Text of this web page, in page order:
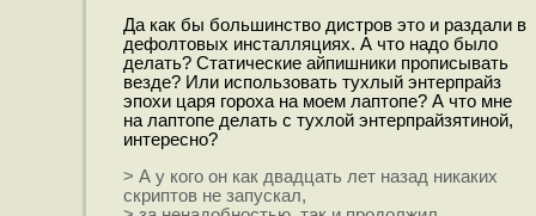
Да как бы большинство дистров это и раздали в
дефолтовых инсталляциях. А что надо было
делать? Статические айпишники прописывать
везде? Или использовать тухлый энтерпрайз
эпохи царя гороха на моем лаптопе? А что мне
на лаптопе делать с тухлой энтерпрайзятиной,
интересно?
> А у кого он как двадцать лет назад никаких
скриптов не запускал,